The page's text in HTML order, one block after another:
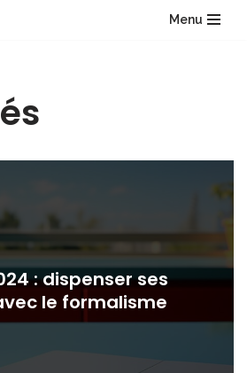
Menu
: dispenser ses
le formalisme